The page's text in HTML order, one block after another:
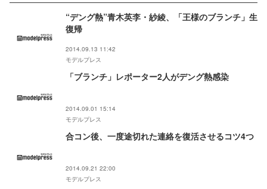
“デング熱”青木英李・紗綾、「王様のブランチ」生
復帰
2014.09.13 11:42
モデルプレス
「ブランチ」レポーター2人がデング熱感染
2014.09.01 15:14
モデルプレス
合コン後、一度途切れた連絡を復活させるコツ4つ
2014.09.21 22:00
モデルプレス